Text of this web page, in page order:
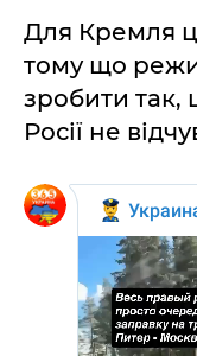
Для Кремля
тому що
зробити так,
Росії не